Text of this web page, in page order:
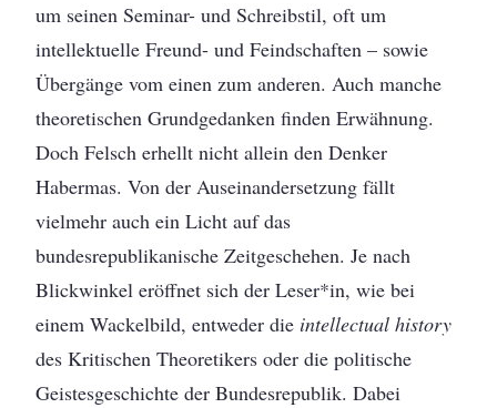
um seinen Seminar- und Schreibstil, oft um
intellektuelle Freund- und Feindschaften – sowie
Übergänge vom einen zum anderen. Auch manche
theoretischen Grundgedanken finden Erwähnung.
Doch Felsch erhellt nicht allein den Denker
Habermas. Von der Auseinandersetzung fällt
vielmehr auch ein Licht auf das
bundesrepublikanische Zeitgeschehen. Je nach
Blickwinkel eröffnet sich der Leser*in, wie bei
einem Wackelbild, entweder die intellectual history
des Kritischen Theoretikers oder die politische
Geistesgeschichte der Bundesrepublik. Dabei